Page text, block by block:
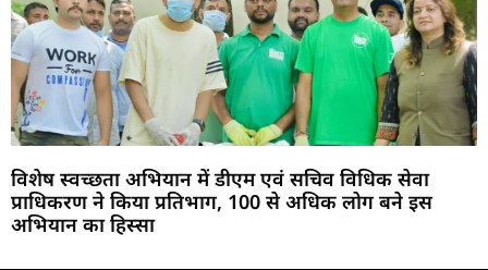
विशेष स्वच्छता अभियान में डीएम एवं सचिव विधिक सेवा
प्राधिकरण ने किया प्रतिभाग, 100 से अधिक लोग बने इस
अभियान का हिस्सा